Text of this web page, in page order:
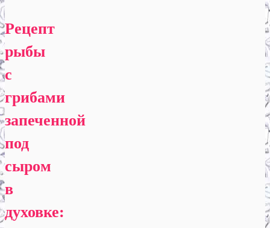
Рецепт
рыбы
с
грибами
запеченной
под
сыром
в
духовке: